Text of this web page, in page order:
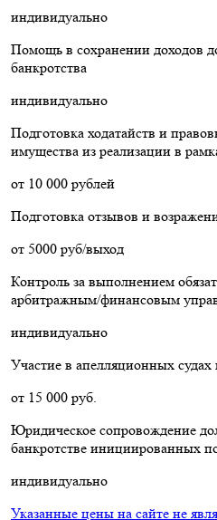
индивидуально
Помощь в сохранении доходов
банкротства
индивидуально
Подготовка ходатайств и
имущества из реализации в
от 10 000 рублей
Подготовка отзывов и
от 5000 руб/выход
Контроль за выполнением
арбитражным/финансовым
индивидуально
Участие в апелляционных
от 15 000 руб.
Юридическое сопровождение
банкротстве инициированных
индивидуально
Указанные цены на сайте не